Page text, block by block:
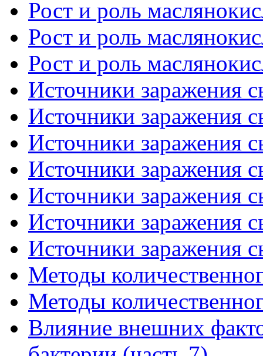
Рост и роль
Рост и роль
Рост и роль
Источники заражения
Источники заражения
Источники заражения
Источники заражения
Источники заражения
Источники заражения
Источники заражения
Методы
Методы
Влияние внешних